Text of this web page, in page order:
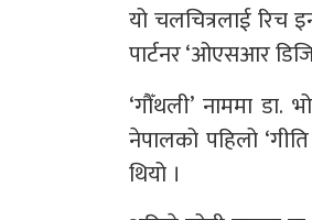
यो चलचित्रलाई रिच
पार्टनर ‘ओएसआर
‘गौँथली’ नाममा
नेपालको पहिलो
थियो ।